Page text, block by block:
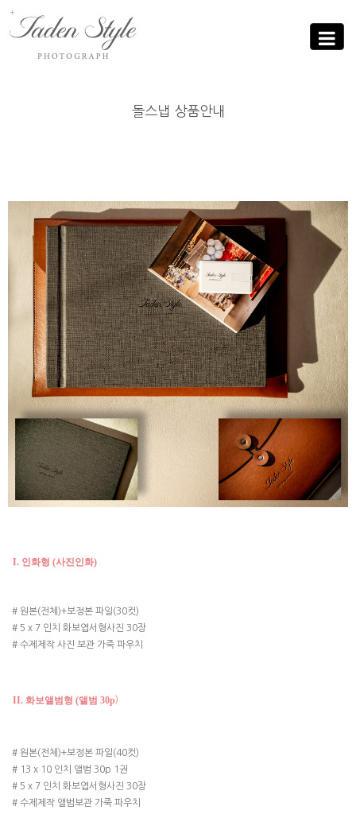
Toggle
Promotion
돌스냅 상품안내
I. 인화형 (사진인화)
# 원본(전체)+보정본 파일(30컷)
# 5 x 7 인치 화보엽서형사진 30장
# 수제제작 사진 보관 가죽 파우치
II. 화보앨범형 (앨범 30p)
# 원본(전체)+보정본 파일(40컷)
# 13 x 10 인치 앨범 30p 1권
# 5 x 7 인치 화보엽서형사진 30장
# 수제제작 앨범보관 가죽 파우치